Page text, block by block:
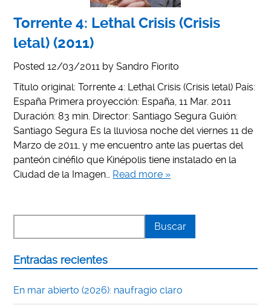
Torrente 4: Lethal Crisis (Crisis
letal) (2011)
Posted12/03/2011 bySandro Fiorito
Título original: Torrente 4: Lethal Crisis (Crisis letal) País:
España Primera proyección: España, 11 Mar. 2011
Duración: 83 min. Director: Santiago Segura Guión:
Santiago Segura Es la lluviosa noche del viernes 11 de
Marzo de 2011, y me encuentro ante las puertas del
panteón cinéfilo que Kinépolis tiene instalado en la
Ciudad de la Imagen… Read more »
Entradas recientes
En mar abierto (2026): naufragio claro